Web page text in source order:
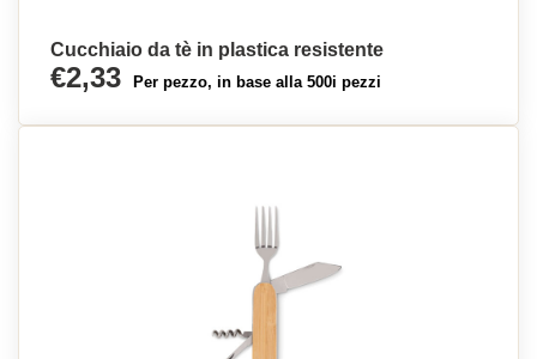
Cucchiaio da tè in plastica resistente
€2,33 Per pezzo, in base alla 500i pezzi